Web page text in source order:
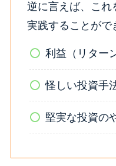
逆に言えば、これ
実践することがで
利益（リター
怪しい投資手
堅実な投資の